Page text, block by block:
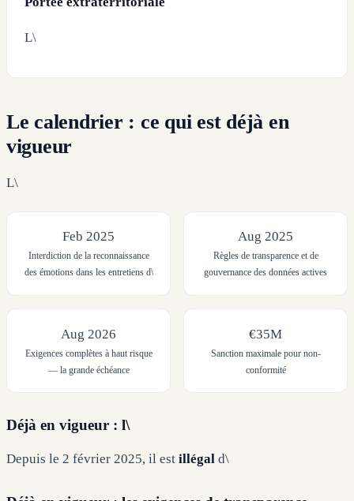
L\
Le calendrier : ce qui est déjà en
vigueur
L\
Feb 2025
Interdiction de la reconnaissance
des émotions dans les entretiens d\
Aug 2025
Règles de transparence et de
gouvernance des données actives
Aug 2026
Exigences complètes à haut risque
— la grande échéance
€35M
Sanction maximale pour non-
conformité
Déjà en vigueur : l\
Depuis le 2 février 2025, il est illégal d\